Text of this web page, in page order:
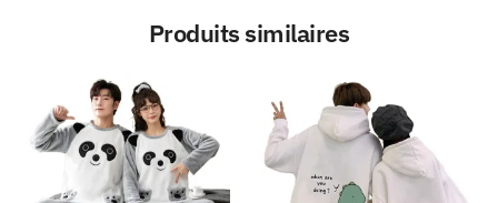
Produits similaires